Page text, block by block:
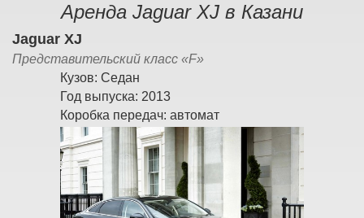
Аренда Jaguar XJ в Казани
Jaguar XJ
Представительский класс «F»
Кузов: Седан
Год выпуска: 2013
Коробка передач: автомат